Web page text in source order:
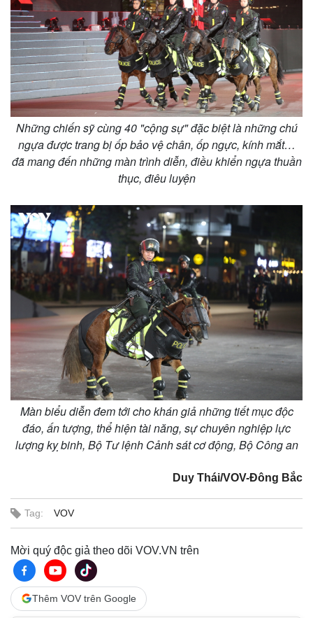
Kinh tế
Bất động sản
Khởi nghiệp
Thị trường
Giá vàng
Tiêu dùng
Tỷ giá
Chứng khoán
Giá cà phê
Những chiến sỹ cùng 40 "cộng sự" đặc biệt là những chú
ngựa được trang bị ốp bảo vệ chân, ốp ngực, kính mắt…
đã mang đến những màn trình diễn, điều khiển ngựa thuần
thục, điêu luyện
Màn biểu diễn đem tới cho khán giả những tiết mục độc
đáo, ấn tượng, thể hiện tài năng, sự chuyên nghiệp lực
lượng kỵ binh, Bộ Tư lệnh Cảnh sát cơ động, Bộ Công an
Duy Thái/VOV-Đông Bắc
Tag: VOV
Mời quý độc giả theo dõi VOV.VN trên
Thêm VOV trên Google